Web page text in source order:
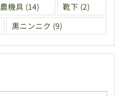
農機具 (14) 靴下 (2)
黒ニンニク (9)